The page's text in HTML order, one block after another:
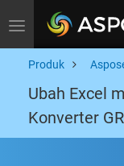
Toggle navigation
Produk
Ubah Excel
Konverter